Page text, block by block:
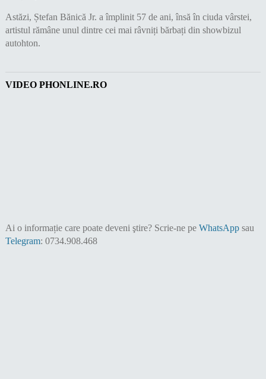
Astăzi, Ștefan Bănică Jr. a împlinit 57 de ani, însă în ciuda vârstei,
artistul rămâne unul dintre cei mai râvniți bărbați din showbizul
autohton.
VIDEO PHONLINE.RO
Ai o informație care poate deveni ştire? Scrie-ne pe WhatsAppsau
Telegram: 0734.908.468